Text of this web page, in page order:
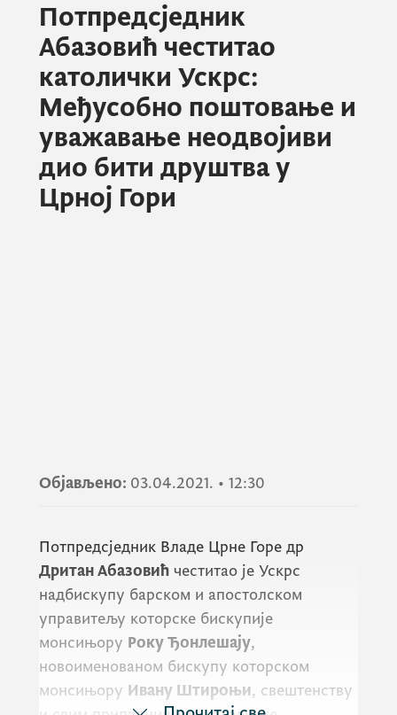
Потпредсједник
Абазовић честитао
католички Ускрс:
Међусобно поштовање и
уважавање неодвојиви
дио бити друштва у
Црној Гори
Објављено: 03.04.2021. • 12:30
Потпредсједник Владе Црне Горе др
Дритан Абазовић честитао је Ускрс
надбискупу барском и апостолском
управитељу которске бискупије
монсињору Року Ђонлешају,
новоименованом бискупу которском
монсињору Ивану Штироњи, свештенству